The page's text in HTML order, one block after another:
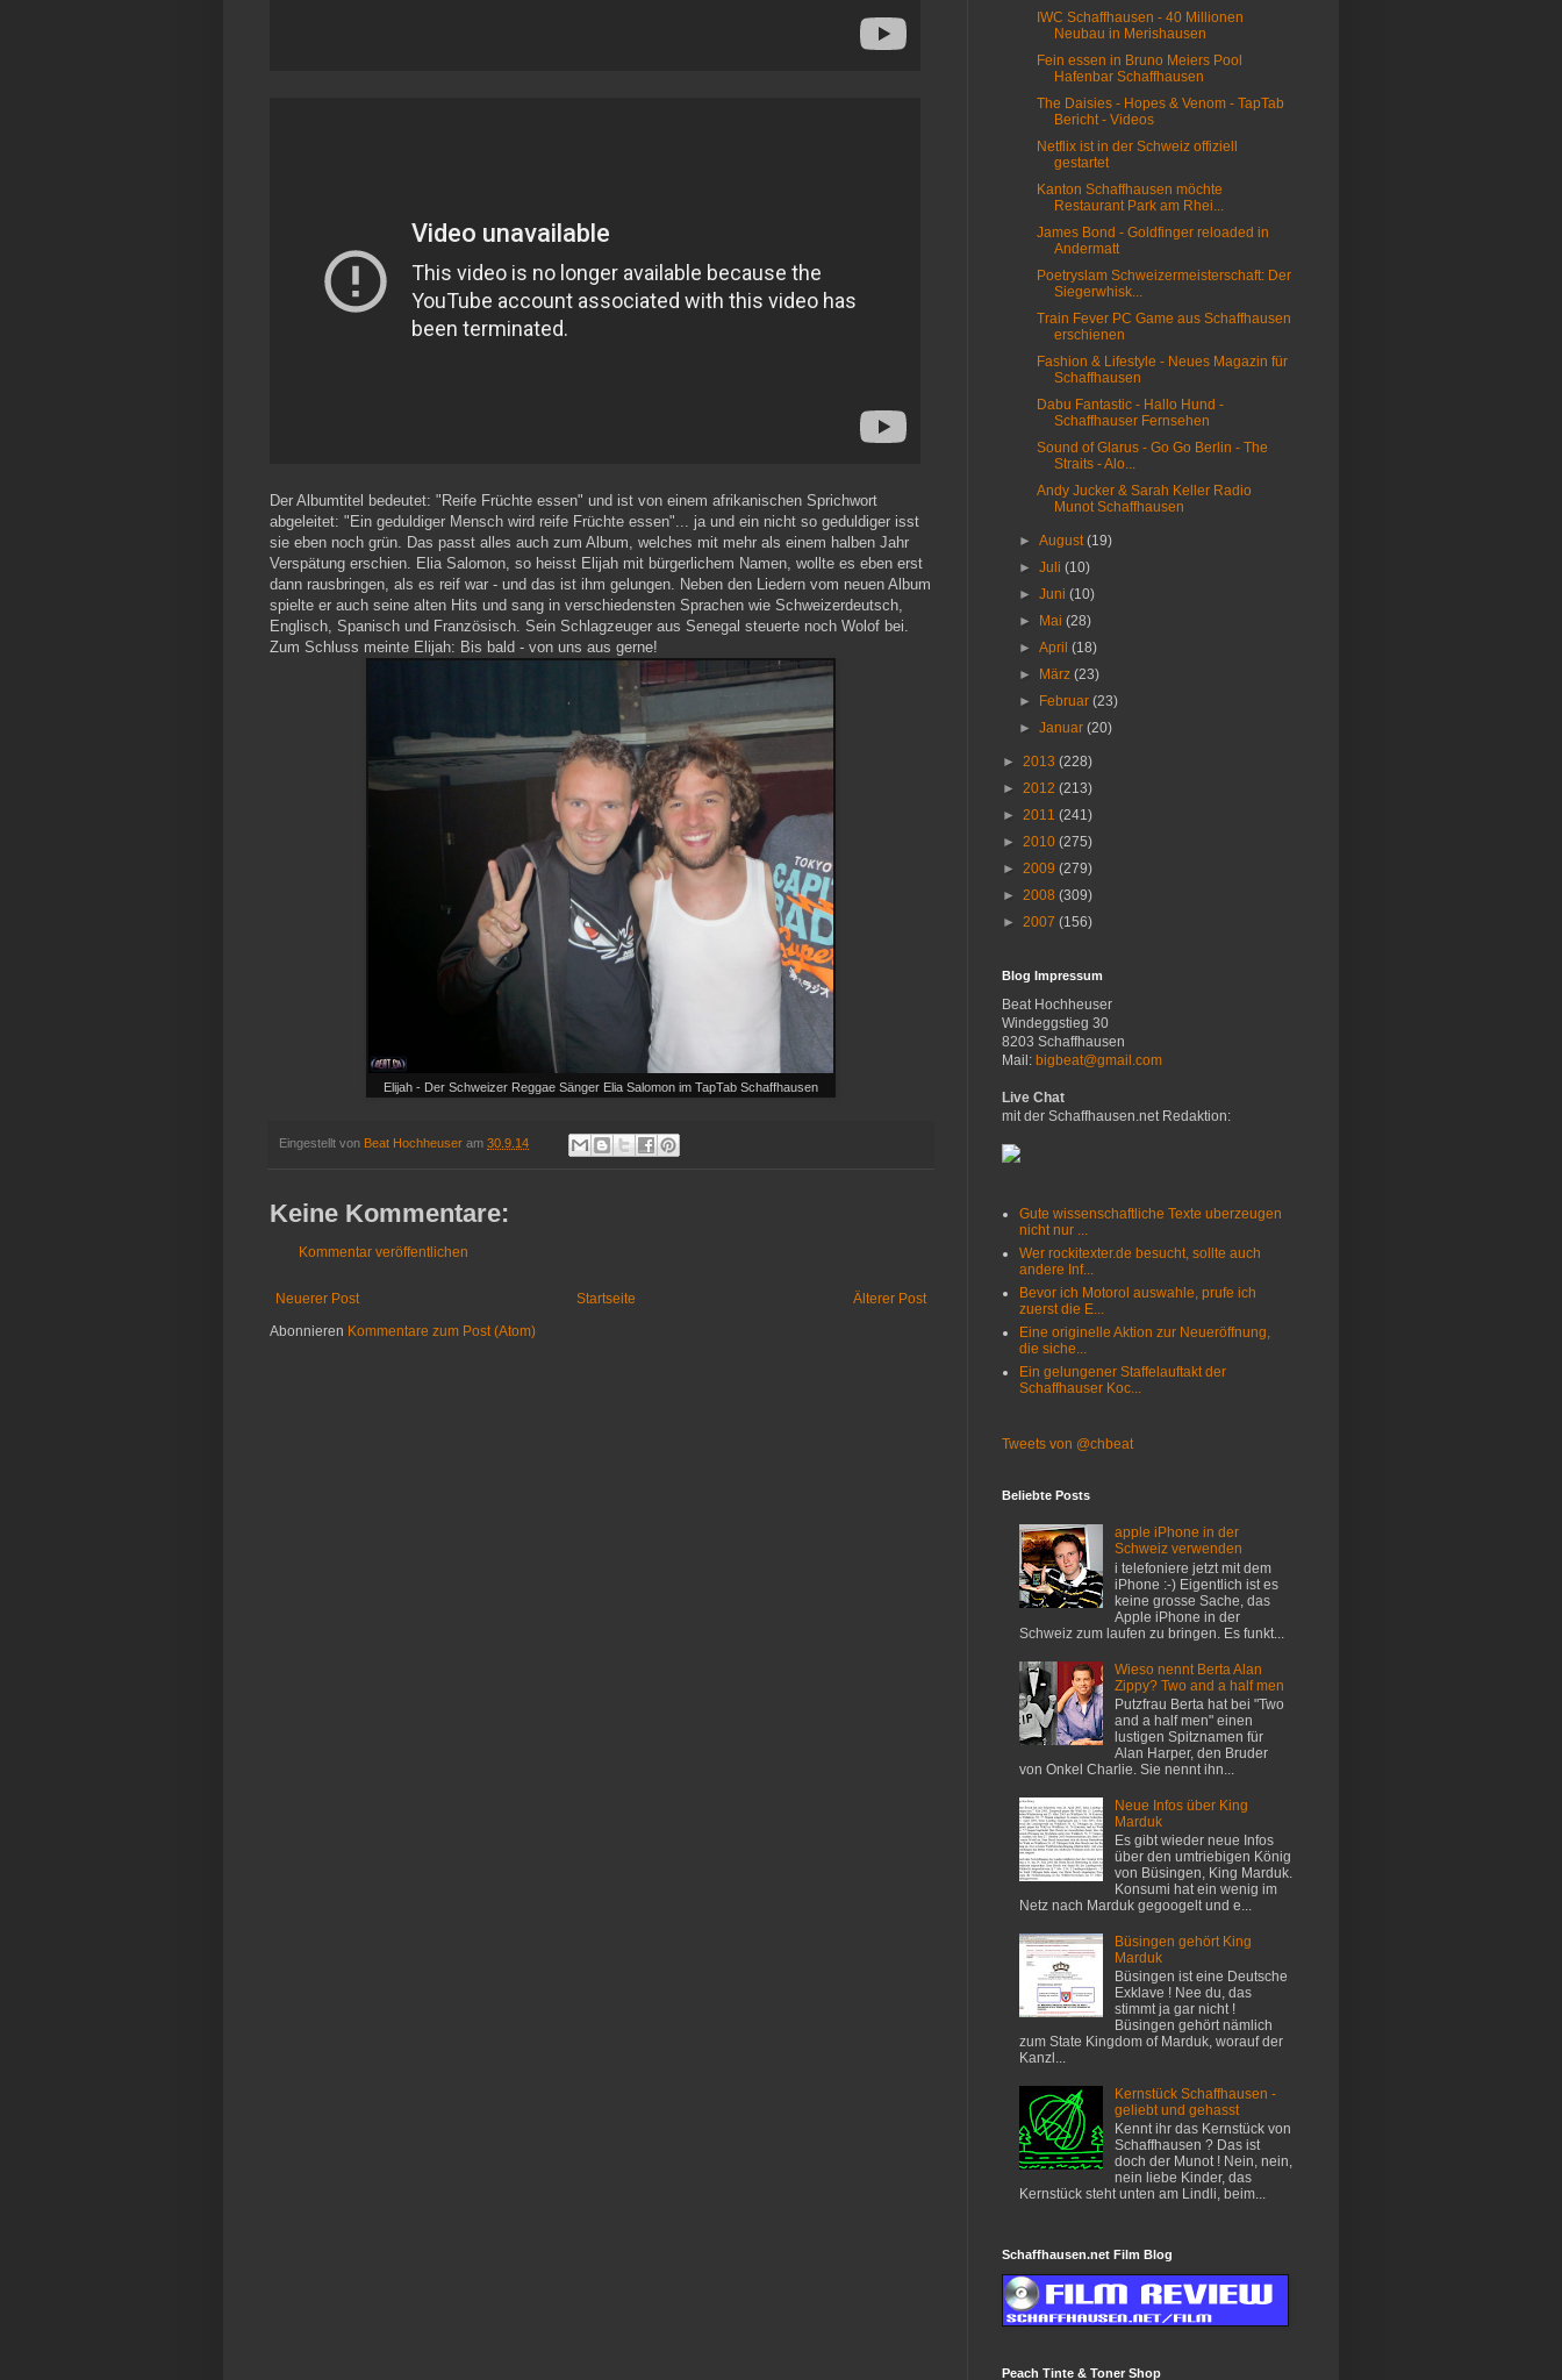
Der Albumtitel bedeutet: "Reife Früchte essen" und ist von einem afrikanischen Sprichwort
abgeleitet: "Ein geduldiger Mensch wird reife Früchte essen"... ja und ein nicht so geduldiger isst
sie eben noch grün. Das passt alles auch zum Album, welches mit mehr als einem halben Jahr
Verspätung erschien. Elia Salomon, so heisst Elijah mit bürgerlichem Namen, wollte es eben erst
dann rausbringen, als es reif war - und das ist ihm gelungen. Neben den Liedern vom neuen Album
spielte er auch seine alten Hits und sang in verschiedensten Sprachen wie Schweizerdeutsch,
Englisch, Spanisch und Französisch. Sein Schlagzeuger aus Senegal steuerte noch Wolof bei.
Zum Schluss meinte Elijah: Bis bald - von uns aus gerne!
Elijah - Der Schweizer Reggae Sänger Elia Salomon im TapTab Schaffhausen
Eingestellt von Beat Hochheuser am 30.9.14
Keine Kommentare:
Kommentar veröffentlichen
Neuerer Post Älterer Post
Startseite
Abonnieren Kommentare zum Post (Atom)
IWC Schaffhausen - 40 Millionen
Neubau in Merishausen
Fein essen in Bruno Meiers Pool
Hafenbar Schaffhausen
The Daisies - Hopes & Venom - TapTab
Bericht - Videos
Netflix ist in der Schweiz offiziell
gestartet
Kanton Schaffhausen möchte
Restaurant Park am Rhei...
James Bond - Goldfinger reloaded in
Andermatt
Poetryslam Schweizermeisterschaft: Der
Siegerwhisk...
Train Fever PC Game aus Schaffhausen
erschienen
Fashion & Lifestyle - Neues Magazin für
Schaffhausen
Dabu Fantastic - Hallo Hund -
Schaffhauser Fernsehen
Sound of Glarus - Go Go Berlin - The
Straits - Alo...
Andy Jucker & Sarah Keller Radio
Munot Schaffhausen
►August(19)
►Juli(10)
►Juni(10)
►
Mai(28)
►April(18)
►
März(23)
►
Februar(23)
►Januar(20)
► 2013 (228)
► 2012 (213)
► 2011 (241)
► 2010 (275)
► 2009 (279)
► 2008 (309)
► 2007 (156)
Blog Impressum
Beat Hochheuser
Windeggstieg 30
8203 Schaffhausen
Mail: bigbeat@gmail.com
Live Chat
mit der Schaffhausen.net Redaktion:
Gute wissenschaftliche Texte uberzeugen
nicht nur ...
Wer rockitexter.de besucht, sollte auch
andere Inf...
Bevor ich Motorol auswahle, prufe ich
zuerst die E...
Eine originelle Aktion zur Neueröffnung,
die siche...
Ein gelungener Staffelauftakt der
Schaffhauser Koc...
Tweets von @chbeat
Beliebte Posts
apple iPhone in der
Schweiz verwenden
i telefoniere jetzt mit dem
iPhone :-) Eigentlich ist es
keine grosse Sache, das
Apple iPhone in der
Schweiz zum laufen zu bringen. Es funkt...
Wieso nennt Berta Alan
Zippy? Two and a half men
Putzfrau Berta hat bei "Two
and a half men" einen
lustigen Spitznamen für
Alan Harper, den Bruder
von Onkel Charlie. Sie nennt ihn...
Neue Infos über King
Marduk
Es gibt wieder neue Infos
über den umtriebigen König
von Büsingen, King Marduk.
Konsumi hat ein wenig im
Netz nach Marduk gegoogelt und e...
Büsingen gehört King
Marduk
Büsingen ist eine Deutsche
Exklave ! Nee du, das
stimmt ja gar nicht !
Büsingen gehört nämlich
zum State Kingdom of Marduk, worauf der
Kanzl...
Kernstück Schaffhausen -
geliebt und gehasst
Kennt ihr das Kernstück von
Schaffhausen ? Das ist
doch der Munot ! Nein, nein,
nein liebe Kinder, das
Kernstück steht unten am Lindli, beim...
Schaffhausen.net Film Blog
Peach Tinte & Toner Shop